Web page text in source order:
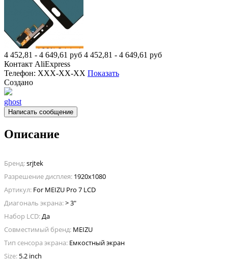
4 452,81 - 4 649,61 руб 4 452,81 - 4 649,61 руб
Контакт AliExpress
Телефон: XXX-XX-XX Показать
Создано
ghost
Написать сообщение
Описание
Бренд:srjtek
Разрешение дисплея: 1920x1080
Артикул: For MEIZU Pro 7 LCD
Диагональ экрана:> 3"
Набор LCD:Да
Совместимый бренд: MEIZU
Тип сенсора экрана: Емкостный экран
Size: 5.2 inch